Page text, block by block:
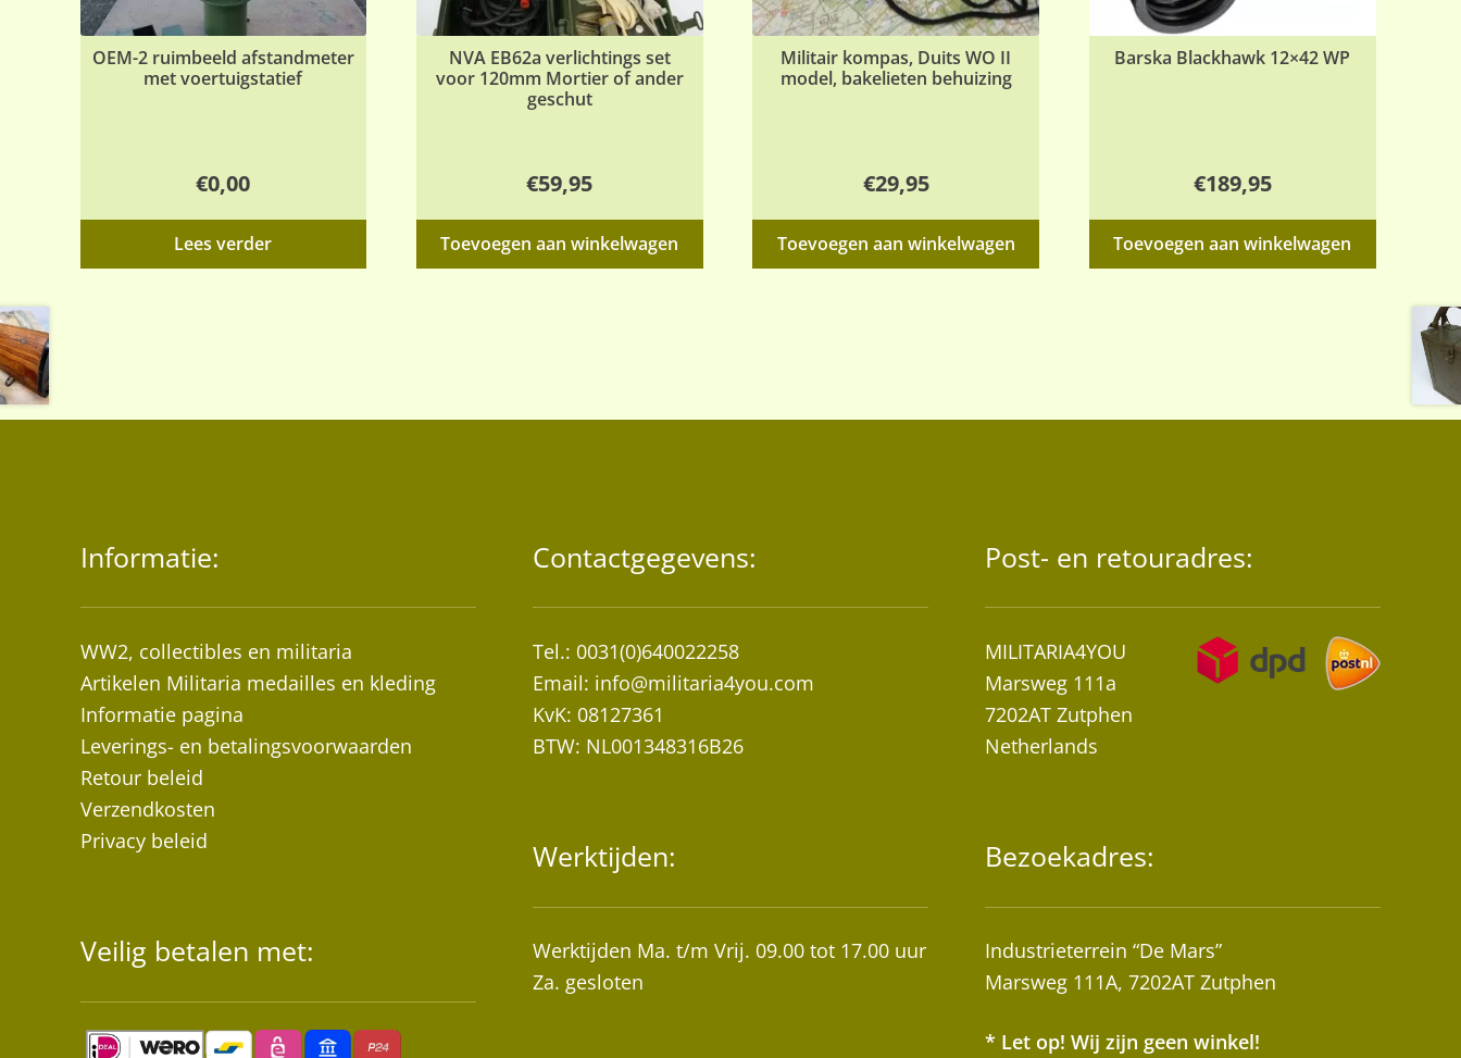
OEM-2 ruimbeeld afstandmeter
met voertuigstatief
€0,00
Lees verder
NVA EB62a verlichtings set
voor 120mm Mortier of ander
geschut
€59,95
Toevoegen aan winkelwagen
Militair kompas, Duits WO II
model, bakelieten behuizing
€29,95
Toevoegen aan winkelwagen
Barska Blackhawk 12×42 WP
€189,95
Toevoegen aan winkelwagen
Informatie:
WW2, collectibles en militaria
Artikelen Militaria medailles en kleding
Informatie pagina
Leverings- en betalingsvoorwaarden
Retour beleid
Verzendkosten
Privacy beleid
Veilig betalen met:
Contactgegevens:
Tel.: 0031(0)640022258
Email: info@militaria4you.com
KvK: 08127361
BTW: NL001348316B26
Werktijden:
Werktijden Ma. t/m Vrij. 09.00 tot 17.00 uur
Za. gesloten
Post- en retouradres:
MILITARIA4YOU
Marsweg 111a
7202AT Zutphen
Netherlands
Bezoekadres:
Industrieterrein “De Mars”
Marsweg 111A, 7202AT Zutphen
* Let op! Wij zijn geen winkel!